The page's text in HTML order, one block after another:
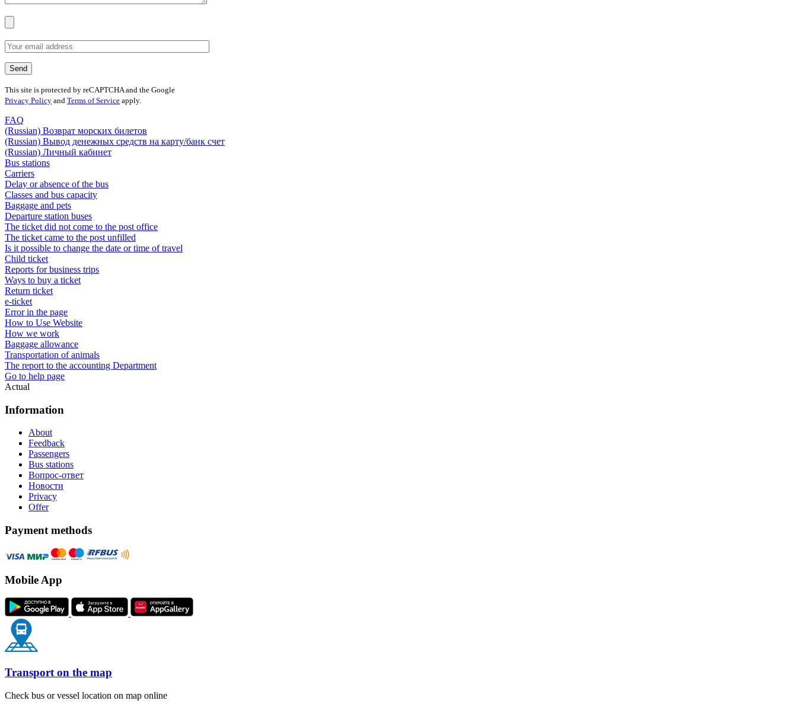
This site is protected by reCAPTCHA and the Google
Privacy Policy and Terms of Service apply.
FAQ
(Russian) Возврат морских билетов
(Russian) Вывод денежных средств на карту/банк счет
(Russian) Личный кабинет
Bus stations
Carriers
Delay or absence of the bus
Classes and bus capacity
Baggage and pets
Departure station buses
The ticket did not come to the post office
The ticket came to the post unfilled
Is it possible to change the date or time of travel
Child ticket
Reports for business trips
Ways to buy a ticket
Return ticket
e-ticket
Error in the page
How to Use Website
How we work
Baggage allowance
Transportation of animals
The report to the accounting Department
Go to help page
Actual
Information
About
Feedback
Passengers
Bus stations
Вопрос-ответ
Новости
Privacy
Offer
Payment methods
Mobile App
Transport on the map
Check bus or vessel location on map online